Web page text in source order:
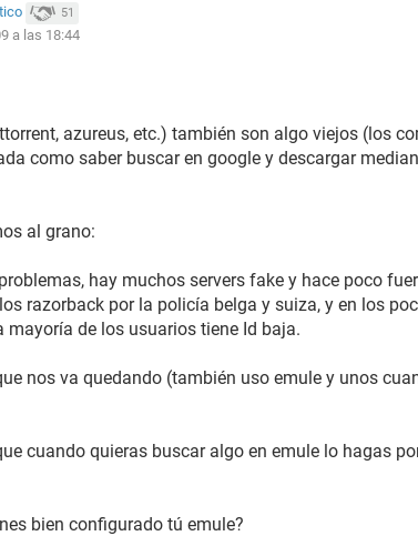
51
a las 18:44
azureus, etc.) también son algo viejos (los
como saber buscar en google y descargar
al grano:
hay muchos servers fake y hace poco
razorback por la policía belga y suiza, y en los
mayoría de los usuarios tiene Id baja.
nos va quedando (también uso emule y unos
cuando quieras buscar algo en emule lo hagas
bien configurado tú emule?